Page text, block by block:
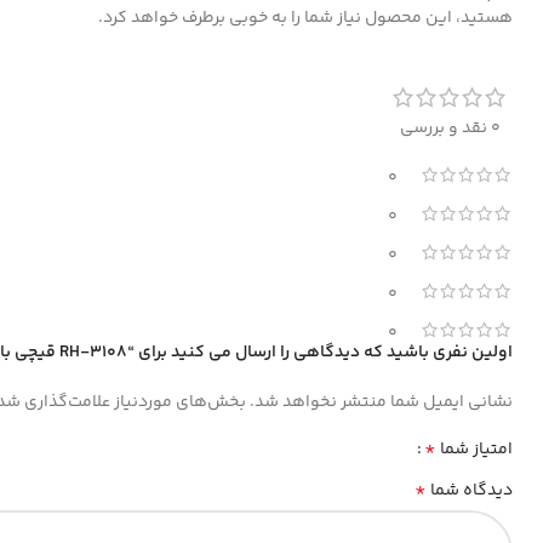
هستید، این محصول نیاز شما را به خوبی برطرف خواهد کرد.
0 نقد و بررسی
0
0
0
0
0
اولین نفری باشید که دیدگاهی را ارسال می کنید برای “RH-3108 قیچی باغبانی آلمانی رونیکس”
نشانی ایمیل شما منتشر نخواهد شد. بخش‌های موردنیاز علامت‌گذاری
امتیاز شما *
دیدگاه شما *